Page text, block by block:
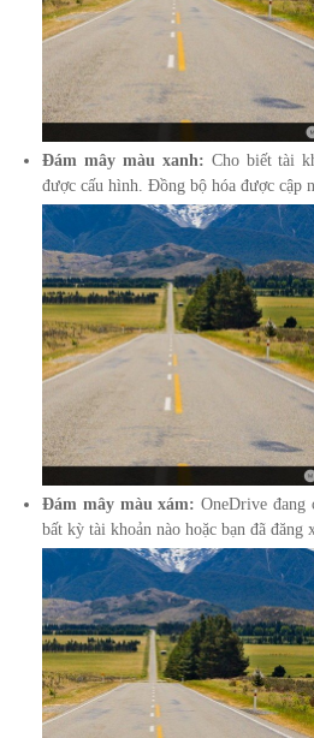
Đám mây màu xanh: Cho biết tài
được cấu hình. Đồng bộ hóa được cập
Đám mây màu xám: OneDrive
bất kỳ tài khoản nào hoặc bạn đã đăng